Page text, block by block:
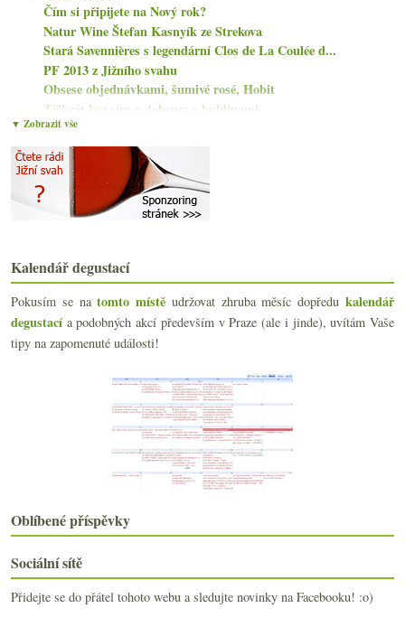
Čím si připijete na Nový rok?
Natur Wine Štefan Kasnyík ze Strekova
Stará Savennières s legendární Clos de La Coulée d...
PF 2013 z Jižního svahu
Obsese objednávkami, šumivé rosé, Hobit
Třikrát bez síry a dokonce s bublinami
Champagne s trochou vrásek
Výsledky ankety „Vy a oranžová vína?“
O gastronomickém pravěku
O sylvánu, který mi utkvěl v paměti
Vánoční jídla a ideální snoubení s vínem
Ještě jednou rakouské odbočení
Supermarketovky s jedním lehkým Zweigeltrebe
O vinařské (foto)romantice
Brunello vypuštěné, templáři souzení a daně nezave...
Překvapivá překorkovávaná moravská večerka
(20)
►dubna(20)
►března(23)
►února
►ledna(23)
►2011(252)
▼ Zobrazit vše
Kalendář degustací
Pokusím se natomto místě udržovat zhruba měsíc dopředukalendář
degustacía podobných akcí především v Praze (ale i jinde), uvítám Vaše
tipy na zapomenuté události!
Oblíbené příspěvky
Sociální sítě
Přidejte se do přátel tohoto webu a sledujte novinky na Facebooku! :o)